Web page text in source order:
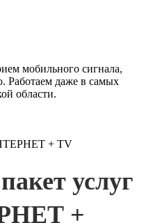
мобильного сигнала,
Работаем даже в самых
области.
услуг
+